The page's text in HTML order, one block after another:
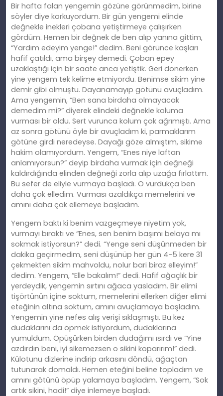
Bir hafta falan yengemin gözüne görünmedim, birine
söyler diye korkuyordum. Bir gün yengemi elinde
değnekle inekleri çobana yetiştirmeye çalışırken
gördüm. Hemen bir değnek de ben alıp yanına gittim,
“Yardım edeyim yenge!” dedim. Beni görünce kaşları
hafif çatıldı, ama birşey demedi. Çoban epey
uzaklaştığı için bir saate anca yetiştik. Geri dönerken
yine yengem tek kelime etmiyordu. Benimse sikim yine
demir gibi olmuştu. Dayanamayıp götünü avuçladım.
Ama yengemin, “Ben sana birdaha olmayacak
demedim mi?” diyerek elindeki değnekle koluma
vurması bir oldu. Sert vurunca kolum çok ağrımıştı. Ama
az sonra götünü öyle bir avuçladım ki, parmaklarım
götüne girdi neredeyse. Dayağı göze almıştım, sikime
hakim olamıyordum. Yengem, “Enes niye laftan
anlamıyorsun?” deyip birdaha vurmak için değneği
kaldırdığında elinden değneği zorla alıp uzağa fırlattım.
Bu sefer de eliyle vurmaya başladı. O vurdukça ben
daha çok elledim. Vurması azaldıkça memelerini ve
amını daha çok ellemeye başladım.
Yengem baktı ki benim vazgeçmeye niyetim yok,
vurmayı bıraktı ve “Enes, sen benim başımı belaya mı
sokmak istiyorsun?” dedi. “Yenge seni düşünmeden bir
dakika geçirmedim, seni düşünüp her gün 4-5 kere 31
çekmekten sikim mahvoldu, nolur bari biraz elleyim!”
dedim. Yengem, “Elle bakalım!” dedi. Hafif ağaçlık bir
yerdeydik, yengemin sırtını ağaca yasladım. Bir elimi
tişörtünün içine soktum, memelerini ellerken diğer elimi
eteğinin altına soktum, amını avuçlamaya başladım.
Yengemin yine nefes alış verişi sıklaşmıştı. Bu kez
dudaklarını da öpmek istiyordum, dudaklarına
yumuldum. Öpüşürken birden dudağımı ısırdı ve “Yine
azdırdın beni, iyi sikemezsen o sikini koparırım!” dedi.
Külotunu dizlerine indirip arkasını döndü, ağaçtan
tutunarak domaldı. Hemen eteğini beline topladım ve
amını götünü öpüp yalamaya başladım. Yengem, “Sok
artık sikini, hadi!” diye inlemeye başladı.